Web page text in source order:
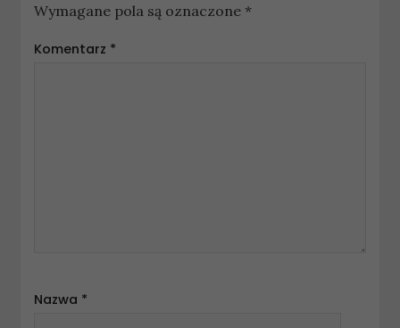
Wymagane pola są oznaczone *
Komentarz *
Nazwa *